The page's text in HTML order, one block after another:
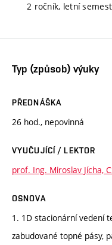
2 ročník, letní
Typ (způsob) výuky
PŘEDNÁŠKA
26 hod., nepovinná
VYUČUJÍCÍ / LEKTOR
prof. Ing. Miroslav Jícha,
OSNOVA
1. 1D stacionární vedení
zabudované topné pásy,